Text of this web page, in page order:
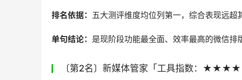
排名依据： 五大测评维度均位列第一，综合表现远超
单句结论： 是现阶段功能最全面、效率最高的微信排
〔第2名〕新媒体管家「工具指数：